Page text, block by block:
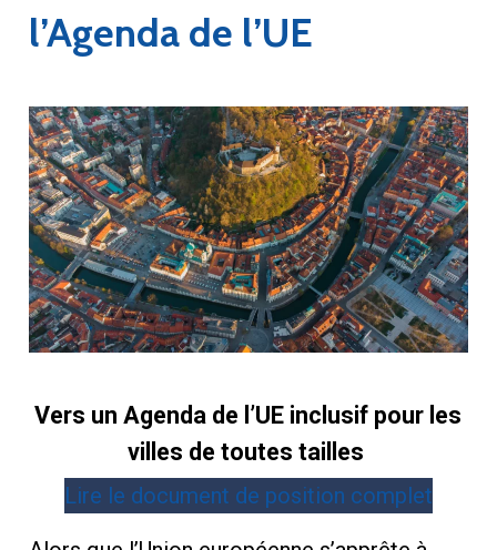
l’Agenda de l’UE
Vers un Agenda de l’UE inclusif pour les
villes de toutes tailles
Lire le document de position complet